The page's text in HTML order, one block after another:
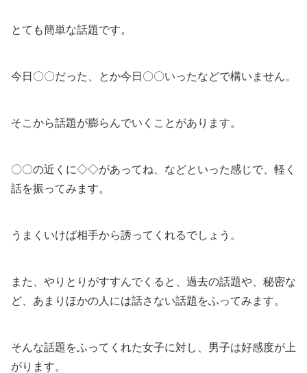
とても簡単な話題です。
今日〇〇だった、とか今日〇〇いったなどで構いません。
そこから話題が膨らんでいくことがあります。
〇〇の近くに◇◇があってね、などといった感じで、軽く
話を振ってみます。
うまくいけば相手から誘ってくれるでしょう。
また、やりとりがすすんでくると、過去の話題や、秘密な
ど、あまりほかの人には話さない話題をふってみます。
そんな話題をふってくれた女子に対し、男子は好感度が上
がります。